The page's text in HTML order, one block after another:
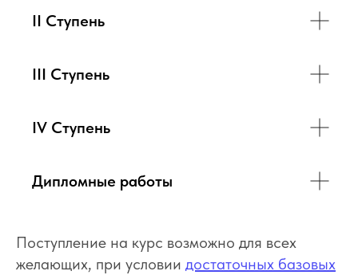
II Ступень
III Ступень
IV Ступень
Дипломные работы
Поступление на курс возможно для всех
желающих, при условии достаточных базовых